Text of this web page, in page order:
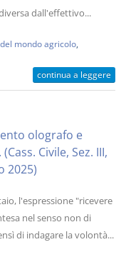
dall'effettivo...
mondo agricolo
continua a leggere
olografo e
Civile, Sez. III,
2025)
l'espressione "ricevere
nel senso non di
di indagare la volontà...